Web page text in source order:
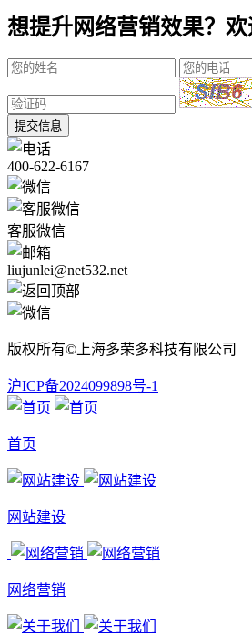
想提升网络营销效果？
提交信息
400-622-6167
客服微信
liujunlei@net532.net
版权所有©上海多荣多科技有限公司
沪ICP备2024099898号-1
首页
网站建设
网络营销